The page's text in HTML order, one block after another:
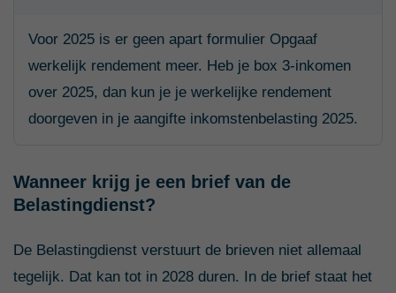
Voor 2025 is er geen apart formulier Opgaaf
werkelijk rendement meer. Heb je box 3-inkomen
over 2025, dan kun je je werkelijke rendement
doorgeven in je aangifte inkomstenbelasting 2025.
Wanneer krijg je een brief van de
Belastingdienst?
De Belastingdienst verstuurt de brieven niet allemaal
tegelijk. Dat kan tot in 2028 duren. In de brief staat het